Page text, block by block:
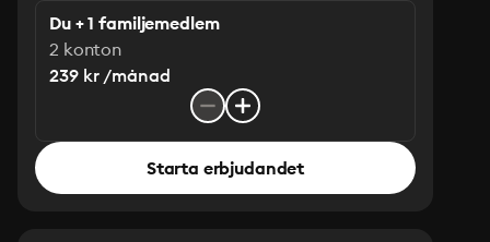
Du + 1 familjemedlem
2 konton
239 kr /månad
Starta erbjudandet